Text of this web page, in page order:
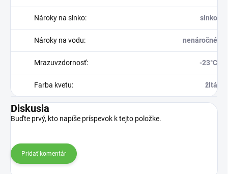
Nároky na slnko: slnko
Nároky na vodu: nenáročné
Mrazuvzdornosť: -23°C
Farba kvetu: žltá
Diskusia
Buďte prvý, kto napíše príspevok k tejto položke.
Pridať komentár